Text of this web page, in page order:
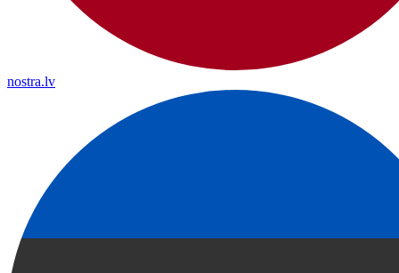
nostra.lv